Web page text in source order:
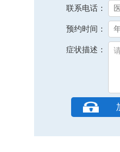
联系电话：
预约时间：
症状描述：